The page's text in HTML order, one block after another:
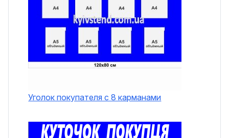
Уголок покупателя с 8 карманами